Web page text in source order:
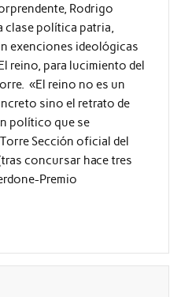
Rodrigo
clase política patria,
exenciones ideológicas
reino, para lucimiento del
«El reino no es un
sino el retrato de
político que se
Sección oficial del
concursar hace tres
Premio